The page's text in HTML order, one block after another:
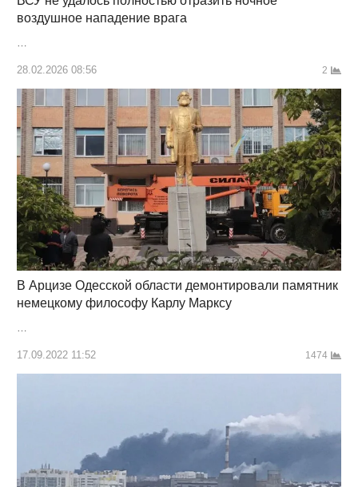
воздушное нападение врага
28.02.2026 08:56 2
В Арцизе Одесской области демонтировали памятник
немецкому философу Карлу Марксу
…
17.09.2022 11:52 1474